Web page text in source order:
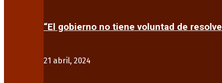
“El gobierno no tiene voluntad de
21 abril, 2024